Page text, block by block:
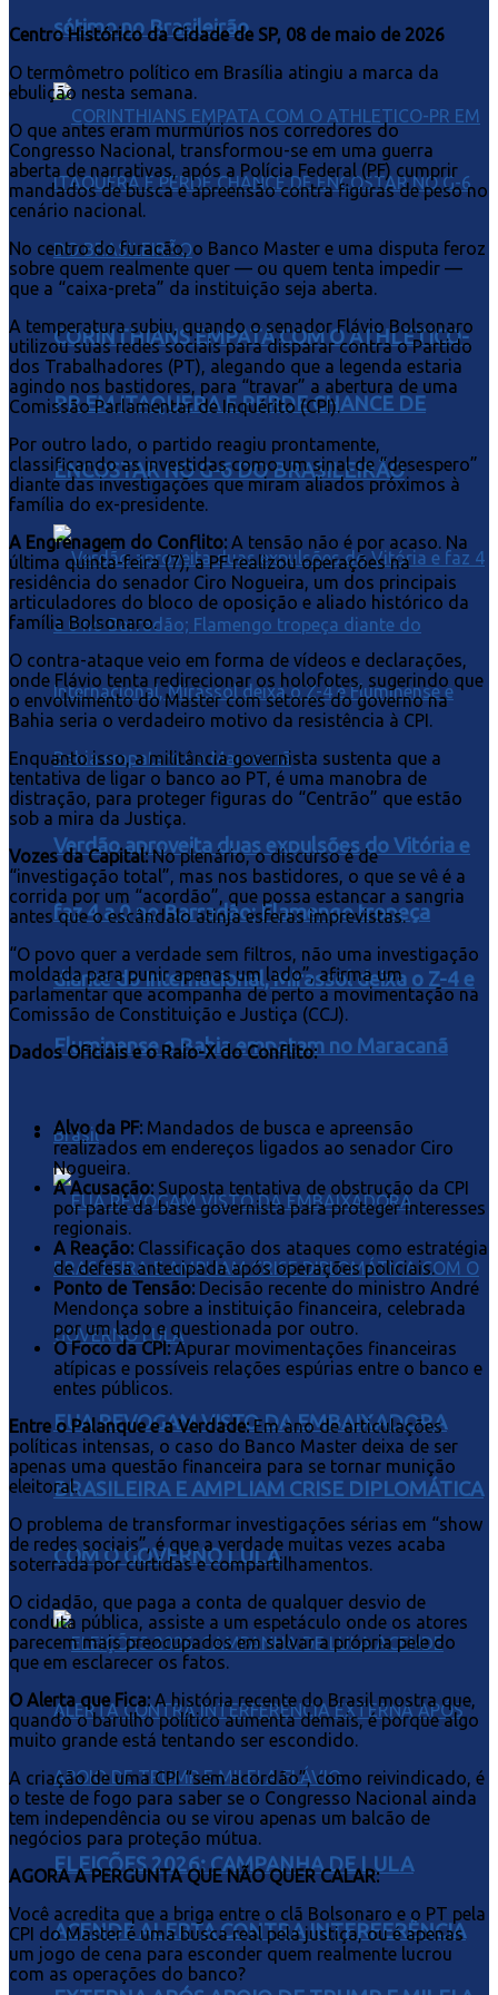
sétimo no Brasileirão
CORINTHIANS EMPATA COM O ATHLETICO-
PR EM ITAQUERA E PERDE CHANCE DE
ENCOSTAR NO G-6 DO BRASILEIRÃO
Verdão aproveita duas expulsões do Vitória e
faz 4 a 0 no Barradão; Flamengo tropeça
diante do Internacional, Mirassol deixa o Z-4 e
Fluminense e Bahia empatam no Maracanã
Brasil
EUA REVOGAM VISTO DA EMBAIXADORA
BRASILEIRA E AMPLIAM CRISE DIPLOMÁTICA
COM O GOVERNO LULA
ELEIÇÕES 2026: CAMPANHA DE LULA
ACENDE ALERTA CONTRA INTERFERÊNCIA
Centro Histórico da Cidade de SP, 08 de maio de 2026
O termômetro político em Brasília atingiu a marca da
ebulição nesta semana.
O que antes eram murmúrios nos corredores do
Congresso Nacional, transformou-se em uma guerra
aberta de narrativas, após a Polícia Federal (PF) cumprir
mandados de busca e apreensão contra figuras de peso no
cenário nacional.
No centro do furacão, o Banco Master e uma disputa feroz
sobre quem realmente quer — ou quem tenta impedir —
que a “caixa-preta” da instituição seja aberta.
A temperatura subiu, quando o senador Flávio Bolsonaro
utilizou suas redes sociais para disparar contra o Partido
dos Trabalhadores (PT), alegando que a legenda estaria
agindo nos bastidores, para “travar” a abertura de uma
Comissão Parlamentar de Inquérito (CPI).
Por outro lado, o partido reagiu prontamente,
classificando as investidas como um sinal de “desespero”
diante das investigações que miram aliados próximos à
família do ex-presidente.
A Engrenagem do Conflito: A tensão não é por acaso. Na
última quinta-feira (7), a PF realizou operações na
residência do senador Ciro Nogueira, um dos principais
articuladores do bloco de oposição e aliado histórico da
família Bolsonaro.
O contra-ataque veio em forma de vídeos e declarações,
onde Flávio tenta redirecionar os holofotes, sugerindo que
o envolvimento do Master com setores do governo na
Bahia seria o verdadeiro motivo da resistência à CPI.
Enquanto isso, a militância governista sustenta que a
tentativa de ligar o banco ao PT, é uma manobra de
distração, para proteger figuras do “Centrão” que estão
sob a mira da Justiça.
Vozes da Capital:No plenário, o discurso é de
“investigação total”, mas nos bastidores, o que se vê é a
corrida por um “acordão”, que possa estancar a sangria
antes que o escândalo atinja esferas imprevistas.
“O povo quer a verdade sem filtros, não uma investigação
moldada para punir apenas um lado”, afirma um
parlamentar que acompanha de perto a movimentação na
Comissão de Constituição e Justiça (CCJ).
Dados Oficiais e o Raio-X do Conflito:
Alvo da PF: Mandados de busca e apreensão
realizados em endereços ligados ao senador Ciro
Nogueira.
A Acusação: Suposta tentativa de obstrução da CPI
por parte da base governista para proteger interesses
regionais.
A Reação: Classificação dos ataques como estratégia
de defesa antecipada após operações policiais.
Ponto de Tensão: Decisão recente do ministro André
Mendonça sobre a instituição financeira, celebrada
por um lado e questionada por outro.
O Foco da CPI:Apurar movimentações financeiras
atípicas e possíveis relações espúrias entre o banco e
entes públicos.
Entre o Palanque e a Verdade:Em ano de articulações
políticas intensas, o caso do Banco Master deixa de ser
apenas uma questão financeira para se tornar munição
eleitoral.
O problema de transformar investigações sérias em “show
de redes sociais”, é que a verdade muitas vezes acaba
soterrada por curtidas e compartilhamentos.
O cidadão, que paga a conta de qualquer desvio de
conduta pública, assiste a um espetáculo onde os atores
parecem mais preocupados em salvar a própria pele do
que em esclarecer os fatos.
O Alerta que Fica:A história recente do Brasil mostra que,
quando o barulho político aumenta demais, é porque algo
muito grande está tentando ser escondido.
A criação de uma CPI “sem acordão”, como reivindicado, é
o teste de fogo para saber se o Congresso Nacional ainda
tem independência ou se virou apenas um balcão de
negócios para proteção mútua.
AGORA A PERGUNTA QUE NÃO QUER CALAR:
Você acredita que a briga entre o clã Bolsonaro e o PT pela
CPI do Master é uma busca real pela justiça, ou é apenas
um jogo de cena para esconder quem realmente lucrou
com as operações do banco?